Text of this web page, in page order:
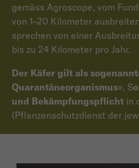
gemäss Agroscope, vom
von 1–20 Kilometer
sprechen von einer
bis zu 24 Kilometer pro Jahr.
Der Käfer gilt als
Quarantäneorganismus». S
und Bekämpfungspflicht in
(Pflanzenschutzdienst der